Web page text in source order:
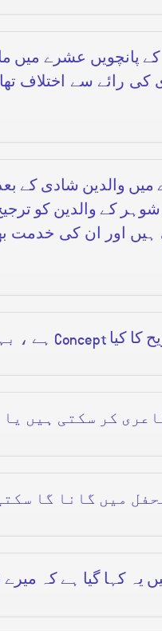
پانچویں عشرے میں
کی رائے سے اختلاف
والدین شادی کے بعد
شوہر کے والدین کو
ہیں اور ان کی خدمت
کا کیا Concept ہے ،
کر سکتی ہیں
میں گانا گا
گیا ہے کہ میرے